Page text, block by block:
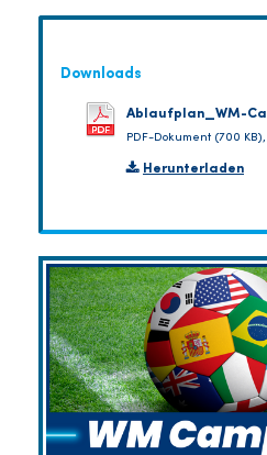
Downloads
Ablaufplan_WM-
PDF-Dokument (700
Herunterladen